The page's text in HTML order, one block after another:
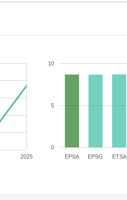
2025 EPSA EPSG ETSA
0
5
10